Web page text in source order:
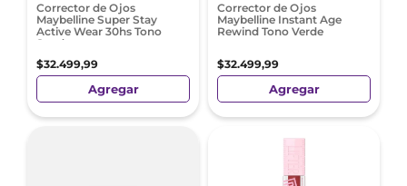
Corrector de Ojos
Maybelline Super Stay
Active Wear 30hs Tono
Sand
$32.499,99
Agregar
Corrector de Ojos
Maybelline Instant Age
Rewind Tono Verde
$32.499,99
Agregar